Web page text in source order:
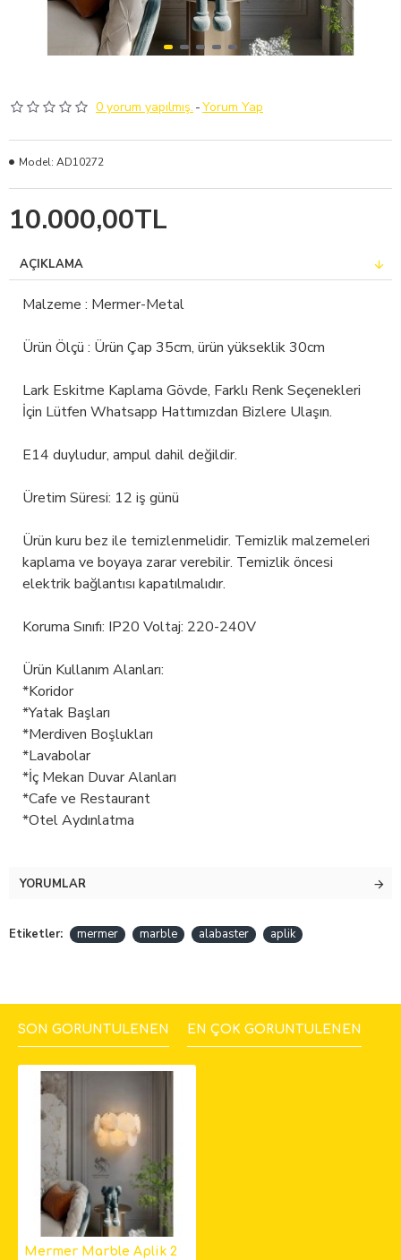
0 yorum yapılmış. -Yorum Yap
10.000,00TL
Model: AD10272
AÇIKLAMA
Malzeme : Mermer-Metal
Ürün Ölçü : Ürün Çap 35cm, ürün yükseklik 30cm
Lark Eskitme Kaplama Gövde, Farklı Renk Seçenekleri
İçin Lütfen Whatsapp Hattımızdan Bizlere Ulaşın.
E14 duyludur, ampul dahil değildir.
Üretim Süresi: 12 iş günü
Ürün kuru bez ile temizlenmelidir. Temizlik malzemeleri
kaplama ve boyaya zarar verebilir. Temizlik öncesi
elektrik bağlantısı kapatılmalıdır.
Koruma Sınıfı: IP20 Voltaj: 220-240V
Ürün Kullanım Alanları:
*Koridor
*Yatak Başları
*Merdiven Boşlukları
*Lavabolar
*İç Mekan Duvar Alanları
*Cafe ve Restaurant
*Otel Aydınlatma
YORUMLAR
Etiketler: mermer marble alabaster aplik
SON GÖRÜNTÜLENEN EN ÇOK GÖRÜNTÜLENEN
Mermer Marble Aplik 2